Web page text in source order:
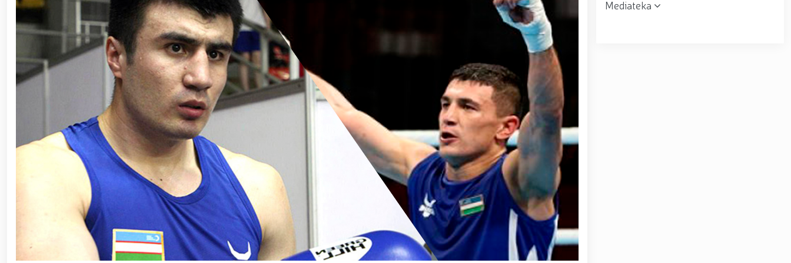
ishchi guruhining yoshlar bilan uchrashuvi tadbirlari doirasida muddatdi harbiy xizmatchilarga sertifikatlar topshirildi. // Milliy gvardiya qo‘mondoni, general-
polkovnik B.Tashmatov poytaxtimizdagi manzilli ishlari davomida yoshlar bilan uchrashib, ular bilan ochiq muloqot o‘tkazdi. // Farg‘ona viloyatida jinoyat sodir
etishga moyil shaxslar yashash manzillarida tezkor tadbirlar o‘tkazildi. // “8-mart – Xalqaro xotin qizlar kuni” munosabati bilan Milliy gvardiya tizimida faoliyat
yuritib kyelayotgan ayollar uchun tantanali bayram tadbiri tashkil etildi // Moliyaviy shaffoflik va korrupsiyadan xoli muhitni ta’minlash bo‘yicha o‘quv yig‘ini
o‘tkazildi // Ajdodlar merosi – milliy gʻurur va vatanparvarlik manbai // General-polkovnik B.Tashmatov Toshkent “Temurbeklar maktabi” harbiy akademik
litseyi faoliyati bilan yaqindan tanishdi. //Milliy gvardiya qo‘mondoni, general-polkovnik B.Tashmatov Sirdaryo va Jizzax viloyatida o'rganish ishlarini olib bordi
// “Harbiy taʼlim tizimida ilm-fan va pedagogik texnologiyalarni rivojlantirish istiqbollari” mavzusida respublika harbiy ilmiy-amaliy konferensiyasi tashkil
etildi. //Milliy gvardiya qo‘mondoni general-polkovnik B.Tashmatov ilk manzilli ishlarini Yunusobod tumanida amalga oshirdi. // Samarqand va Buxoro
viloyatalarida xavfsiz muhitni yaratish va jamoat xavfsizligini ishonchli taʼminlash boʻyicha manzilli ishlar amalga oshirildi. // Yoshlar siyosatiga oid ustuvor
vazifalar doimiy e’tiborda. // Milliy gvardiya qoʻmondoni general-polkovnik B.Tashmatov Oʻzbekiston huquqni muhofaza qilish organlarining Qoʻl jangi
federatsiyasi raisi etib saylandi. // Milliy gvardiya shaxsiy tarkibining jangovar salohiyati, jismoniy va ma'naviy tayyorgarligini mustahkamlash hamda zamon
talablariga mos takomillashtirishga qaratilgan ishlar davom ettirilmoqda. // Tizim fidoyilari hurmat va ehtirom bilan nafaqaga kuzatildi. // “Kitobxon harbiy
oilalar” mavzusida adabiy-badiiy kecha tashkil etildi / / Vatanparvarlik oyligi doirasidagi tadbirlar / / Toshkentda qidiruvda bo‘lgan shaxs qo‘lga olindi / /
“Jasorat” filmi premyerasi bo'lib o'tdi / / Qurolli Kuchlarimiz tashkil etilganining 34 yilligi va 14 yanvar – Vatan himoyachilari kuni munosabati Milliy gvardiyada
bayramona tadbir o‘tkazildi / / Milliy gvardiya qo'mondonining O‘zbekiston Respublikasi Qurolli Kuchlari tashkil etilganining 34 yilligi va Vatan himoyachilari
kuni munosabati bilan bayram tabrigi / / Oʻzbekiston Respublikasi Qurolli Kuchlari tashkil etilganining 34 yilligi hamda 14-yanvar — Vatan himoyachilari kuni
munosabati bilan gvardiyachilar xizmat burchini bajarish chogʻida qahramonlarcha halok boʻlgan safdoshlari xotirasiga bagʻishlab Milliy gvardiya Markaziy
devoni hududida bunyod etilgan yodgorlik majmuasi poyiga gul qoʻyishib, ularning xotirasiga hurmat bajo keltirishdi / / O‘zbekiston Respublikasi Prezidentining
“O‘zbekiston Respublikasi Qurolli Kuchlari tashkil etilganining 34 yilligi hamda Vatan himoyachilari kuni munosabati bilan harbiy xizmatchilar va huquqni
muhofaza qilish organlari xodimlaridan bir guruhini mukofotlash to‘g‘risida”gi Farmoni / / Prezident Shavkat Mirziyoyev Xavfsizlik kengashining kengaytirilgan
yig‘ilishini o‘tkazdi / / Prezident Shavkat Mirziyoyev Toshkent shahri Yunusobod tumanida barpo etilgan yirik quvvatli kogeneratsiya markazi faoliyati bilan
tanishdi / / Moliya, ilg‘or texnologiyalar, madaniyat va turizmning yirik markaziga aylanib borayotgan Toshkent dunyoning zamonaviy megapolislari andozasi
Mediateka